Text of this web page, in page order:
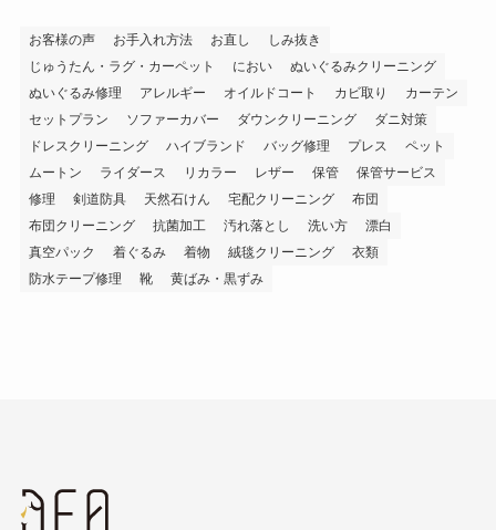
お客様の声 お手入れ方法 お直し
しみ抜き
じゅうたん・ラグ・カーペット
におい
ぬいぐるみクリーニング
ぬいぐるみ修理
アレルギー オイルドコート カビ取り
カーテン
セットプラン
ソファーカバー ダウンクリーニング
ダニ対策
ドレスクリーニング
ハイブランド バッグ修理 プレス
ペット
ムートン
ライダース リカラー レザー 保管
保管サービス
修理
剣道防具 天然石けん 宅配クリーニング
布団
布団クリーニング
抗菌加工 汚れ落とし 洗い方
漂白
真空パック
着ぐるみ 着物 絨毯クリーニング
衣類
防水テープ修理
靴 黄ばみ・黒ずみ